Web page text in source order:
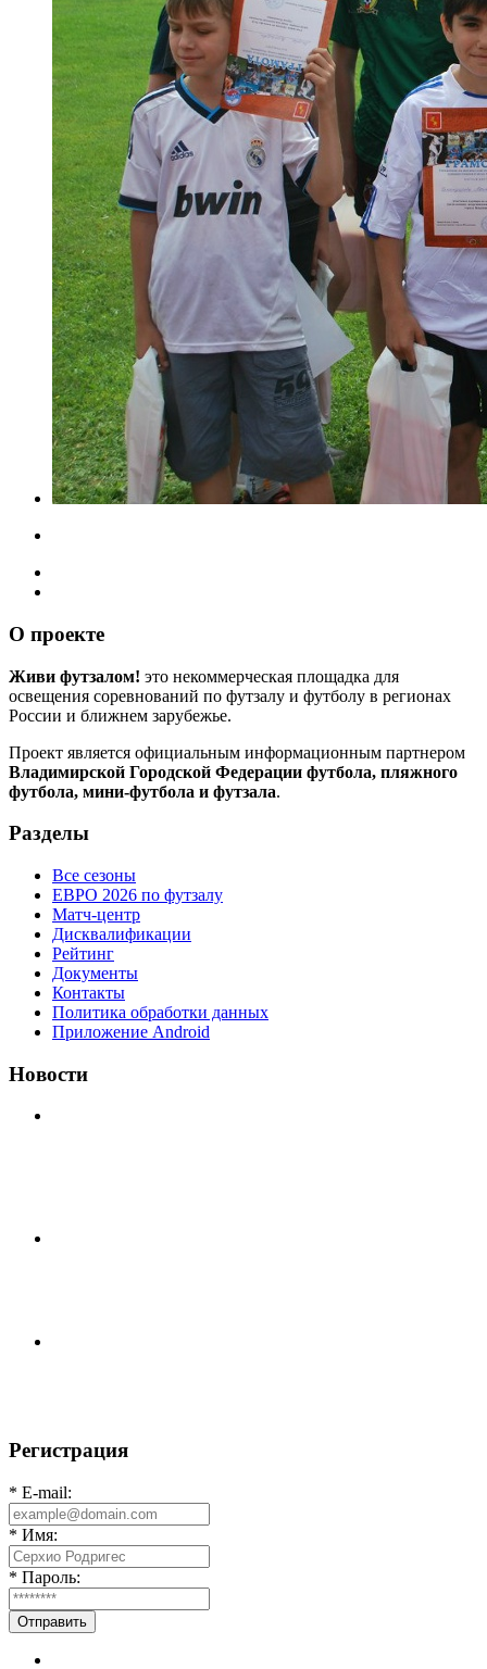
О проекте
Живи футзалом! это некоммерческая площадка для
освещения соревнований по футзалу и футболу в регионах
России и ближнем зарубежье.
Проект является официальным информационным партнером
Владимирской Городской Федерации футбола, пляжного
футбола, мини-футбола и футзала.
Разделы
Все сезоны
ЕВРО 2026 по футзалу
Матч-центр
Дисквалификации
Рейтинг
Документы
Контакты
Политика обработки данных
Приложение Android
Новости
Регистрация
* E-mail:
* Имя:
* Пароль:
Отправить